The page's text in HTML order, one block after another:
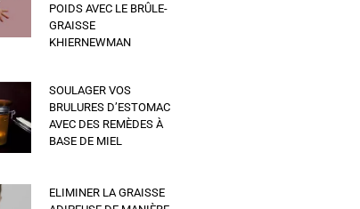
POIDS AVEC LE BRÛLE-
GRAISSE
KHIERNEWMAN
SOULAGER VOS
BRULURES D’ESTOMAC
AVEC DES REMÈDES À
BASE DE MIEL
ELIMINER LA GRAISSE